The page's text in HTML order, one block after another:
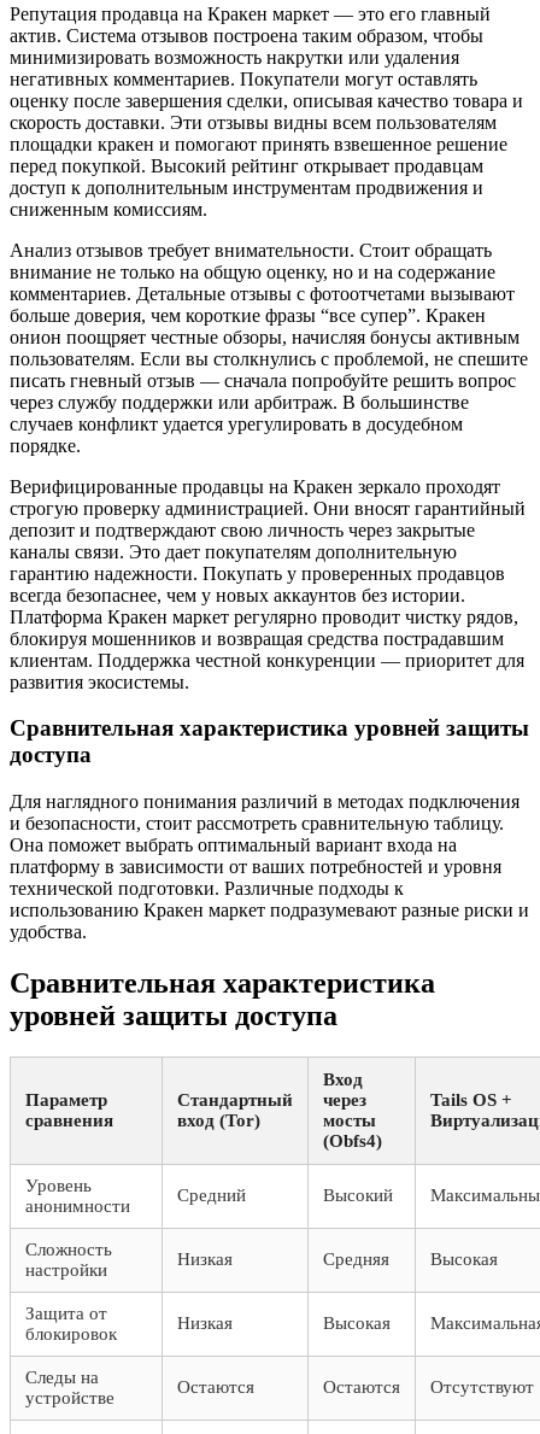
Репутация продавца на Кракен маркет — это его главный
актив. Система отзывов построена таким образом, чтобы
минимизировать возможность накрутки или удаления
негативных комментариев. Покупатели могут оставлять
оценку после завершения сделки, описывая качество товара и
скорость доставки. Эти отзывы видны всем пользователям
площадки кракен и помогают принять взвешенное решение
перед покупкой. Высокий рейтинг открывает продавцам
доступ к дополнительным инструментам продвижения и
сниженным комиссиям.
Анализ отзывов требует внимательности. Стоит обращать
внимание не только на общую оценку, но и на содержание
комментариев. Детальные отзывы с фотоотчетами вызывают
больше доверия, чем короткие фразы “все супер”. Кракен
онион поощряет честные обзоры, начисляя бонусы активным
пользователям. Если вы столкнулись с проблемой, не спешите
писать гневный отзыв — сначала попробуйте решить вопрос
через службу поддержки или арбитраж. В большинстве
случаев конфликт удается урегулировать в досудебном
порядке.
Верифицированные продавцы на Кракен зеркало проходят
строгую проверку администрацией. Они вносят гарантийный
депозит и подтверждают свою личность через закрытые
каналы связи. Это дает покупателям дополнительную
гарантию надежности. Покупать у проверенных продавцов
всегда безопаснее, чем у новых аккаунтов без истории.
Платформа Кракен маркет регулярно проводит чистку рядов,
блокируя мошенников и возвращая средства пострадавшим
клиентам. Поддержка честной конкуренции — приоритет для
развития экосистемы.
Сравнительная характеристика уровней защиты
доступа
Для наглядного понимания различий в методах подключения
и безопасности, стоит рассмотреть сравнительную таблицу.
Она поможет выбрать оптимальный вариант входа на
платформу в зависимости от ваших потребностей и уровня
технической подготовки. Различные подходы к
использованию Кракен маркет подразумевают разные риски и
удобства.
Сравнительная характеристика
уровней защиты доступа
Параметр
сравнения
Стандартный
вход (Tor)
Вход
через
мосты
(Obfs4)
Tails OS +
Уровень
анонимности
Средний Высокий
Сложность
настройки
Низкая Средняя Высокая
Защита от
блокировок
Низкая Высокая
Следы на
устройстве
Остаются Остаются Отсутствуют